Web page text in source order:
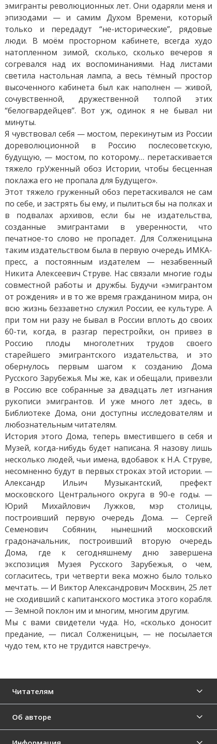
эмигранты революционных лет. Они одаряли меня и
эпизодами — и самим Духом Времени, который
только и передадут “не-исторические”, рядовые
люди. В моём просторном кабинете, всегда худо
натопленном зимой, сколько, сколько вечеров я
согревался над их воспоминаниями. Над листами
светила настольная лампа, а весь тёмный простор
высоченного кабинета был как наполнен — живой,
сочувственной, дружественной толпой этих
“белогвардейцев”. Вот уж, одинок я не бывал ни
минуты.
Я чувствовал себя — мостом, перекинутым из России
дореволюционной в Россию послесоветскую,
будущую, — мостом, по которому… перетаскивается
тяжело грУженный обоз Истории, чтобы бесценная
поклажа его не пропала для Будущего».
Этот тяжело груженный обоз перетаскивался не сам
по себе, и застрять бы ему, и пылиться бы на полках и
в подвалах архивов, если бы не издательства,
созданные эмигрантами в уверенности, что
печатное-то слово не пропадет. Для Солженицына
таким издательством была в первую очередь ИМКА-
пресс, а постоянным издателем — незабвенный
Никита Алексеевич Струве. Нас связали многие годы
совместной работы и дружбы. Будучи «эмигрантом
от рождения» и в то же время гражданином мира, он
всю жизнь беззаветно служил России, ее культуре. А
при том ни разу не бывал в России вплоть до своих
60-ти, когда, в разгар перестройки, он привез в
Россию плоды многолетних трудов своего
старейшего эмигрантского издательства, и это
обернулось первым шагом к созданию Дома
Русского Зарубежья. Мы же, как и обещали, привезли
в Россию все собранные за двадцать лет изгнания
рукописи эмигрантов. И уже много лет здесь, в
Библиотеке Дома, они доступны исследователям и
любознательным читателям.
История этого Дома, теперь вместившего в себя и
Музей, когда-нибудь будет написана. Я назову лишь
несколько людей, чьи имена, вдобавок к Н.А. Струве,
несомненно будут в первых строках этой истории. —
Александр Ильич Музыкантский, префект
московского Центрального округа в 90-е годы. —
Юрий Михайлович Лужков, мэр столицы,
построивший первую очередь Дома. — Сергей
Семенович Собянин, нынешний московский
градоначальник, построивший вторую очередь
Дома, где к сегодняшнему дню завершена
экспозиция Музея Русского Зарубежья, о чем,
согласитесь, три четверти века можно было только
мечтать. — И Виктор Александрович Москвин, 25 лет
не сходивший с капитанского мостика этого корабля.
— Земной поклон им и многим, многим другим.
Мы с вами свидетели чуда. Но, «сколько доносит
предание, — писал Солженицын, — не посылается
чудо тем, кто не трудится навстречу».
Читателям
Об авторе